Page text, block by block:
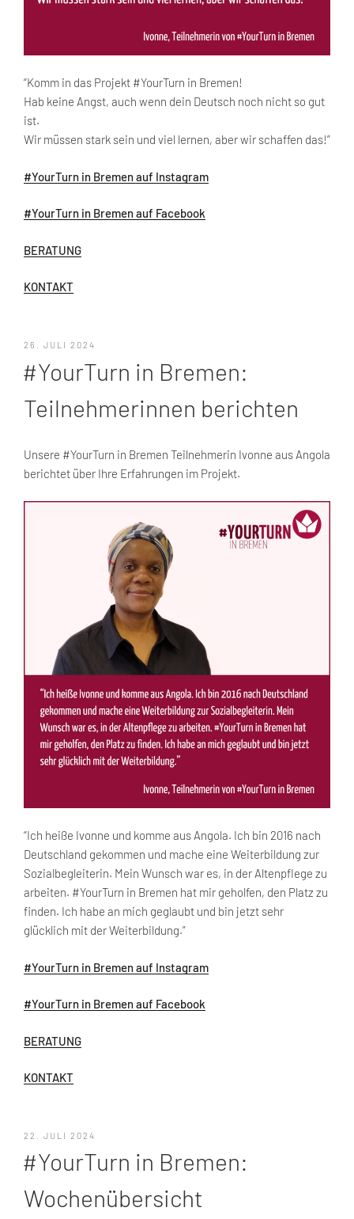
“Komm in das Projekt #YourTurn in Bremen!
Hab keine Angst, auch wenn dein Deutsch noch nicht so gut
ist.
Wir müssen stark sein und viel lernen, aber wir schaffen das!”
#YourTurn in Bremen auf Instagram
#YourTurn in Bremen auf Facebook
BERATUNG
KONTAKT
VERÖFFENTLICHT
26. JULI 2024
#YourTurn in Bremen:
Teilnehmerinnen berichten
Unsere #YourTurn in Bremen Teilnehmerin Ivonne aus Angola
berichtet über Ihre Erfahrungen im Projekt.
“Ich heiße Ivonne und komme aus Angola. Ich bin 2016 nach
Deutschland gekommen und mache eine Weiterbildung zur
Sozialbegleiterin. Mein Wunsch war es, in der Altenpflege zu
arbeiten. #YourTurn in Bremen hat mir geholfen, den Platz zu
finden. Ich habe an mich geglaubt und bin jetzt sehr
glücklich mit der Weiterbildung.”
#YourTurn in Bremen auf Instagram
#YourTurn in Bremen auf Facebook
BERATUNG
KONTAKT
VERÖFFENTLICHT
22. JULI 2024
#YourTurn in Bremen:
Wochenübersicht